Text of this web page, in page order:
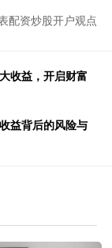
配资炒股开户观点
收益，开启财富
益背后的风险与